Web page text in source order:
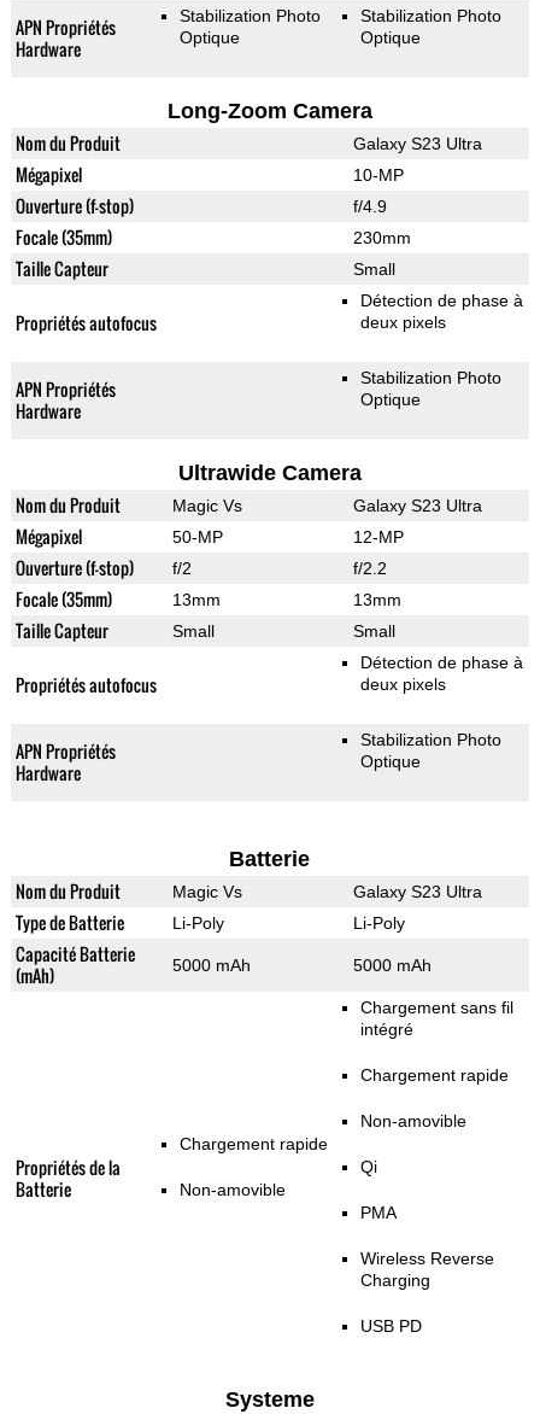
APN Propriétés
Hardware
Stabilization Photo
Optique
Stabilization Photo
Optique
Long-Zoom Camera
Nom du Produit Galaxy S23 Ultra
Mégapixel 10-MP
Ouverture (f-stop) f/4.9
Focale (35mm) 230mm
Taille Capteur Small
Propriétés autofocus
Détection de phase à
deux pixels
APN Propriétés
Hardware
Stabilization Photo
Optique
Ultrawide Camera
Nom du Produit Magic Vs Galaxy S23 Ultra
Mégapixel 50-MP 12-MP
Ouverture (f-stop) f/2 f/2.2
Focale (35mm) 13mm 13mm
Taille Capteur Small Small
Propriétés autofocus
Détection de phase à
deux pixels
APN Propriétés
Hardware
Stabilization Photo
Optique
Batterie
Nom du Produit Magic Vs Galaxy S23 Ultra
Type de Batterie Li-Poly Li-Poly
Capacité Batterie
(mAh)
5000 mAh 5000 mAh
Propriétés de la
Batterie
Chargement rapide
Non-amovible
Chargement sans fil
intégré
Chargement rapide
Non-amovible
Qi
PMA
Wireless Reverse
Charging
USB PD
Systeme